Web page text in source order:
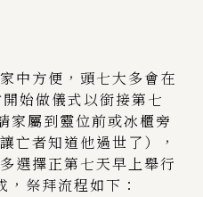
中方便，頭七大多會在
始做儀式以銜接第七
家屬到靈位前或冰櫃旁
亡者知道他過世了），
選擇正第七天早上舉行
祭拜流程如下：